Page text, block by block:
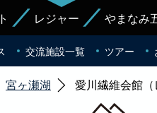
レジャー やまなみ
交流施設一覧 ツアー
宮ヶ瀬湖 愛川繊維会館